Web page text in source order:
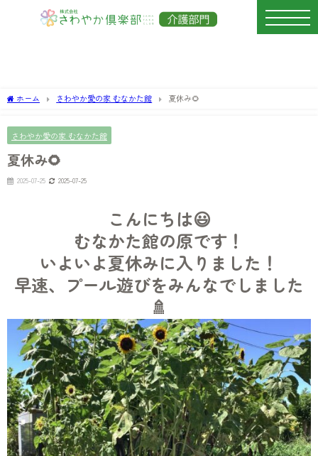
ホーム さわやか愛の家 むなかた館 夏休み🌻
さわやか愛の家 むなかた館
夏休み🌻
2025-07-25 2025-07-25
こんにちは😃
むなかた館の原です！
いよいよ夏休みに入りました！
早速、プール遊びをみんなでしました
🚿